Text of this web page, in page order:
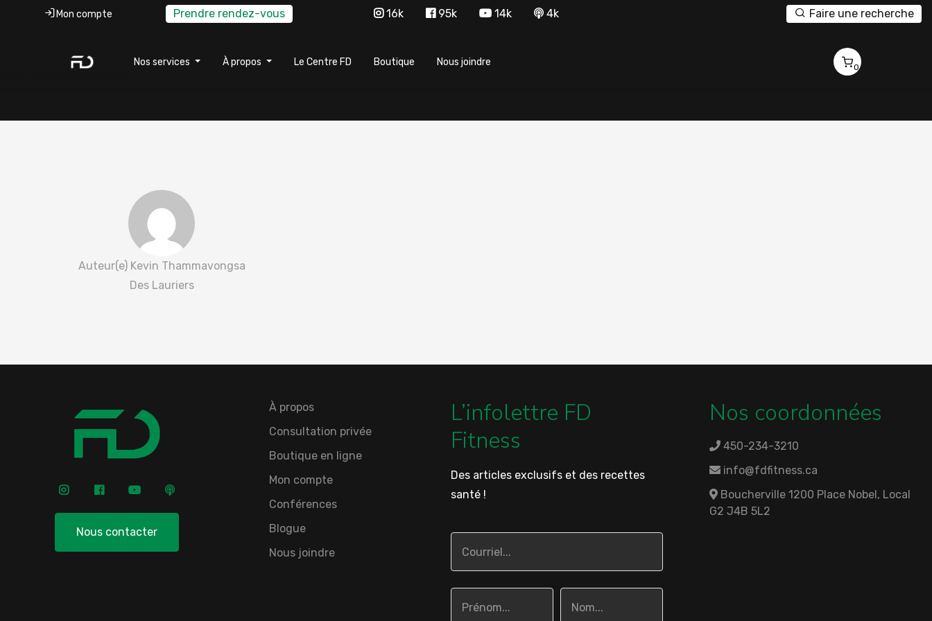
Mon compte Prendre rendez-vous 16k 95k 14k 4k Faire une recherche
Nos services À propos Le Centre FD Boutique Nous joindre 0
Auteur(e) Kevin Thammavongsa
Des Lauriers
Nous contacter
À propos
Consultation privée
Boutique en ligne
Mon compte
Conférences
Blogue
Nous joindre
L’infolettre FD
Fitness
Des articles exclusifs et des recettes
santé !
Nos coordonnées
450-234-3210
info@fdfitness.ca
Boucherville 1200 Place Nobel, Local
G2 J4B 5L2